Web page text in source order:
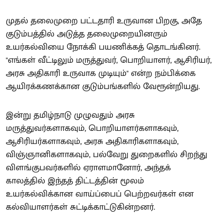
முதல் தலைமுறை பட்டதாரி உருவான பிறகு, அதே
குடும்பத்தில் அடுத்த தலைமுறையினரும்
உயர்கல்வியை நோக்கி பயணிக்கத் தொடங்கினர்.
"எங்கள் வீட்டிலும் மருத்துவர், பொறியாளர், ஆசிரியர்,
அரசு அதிகாரி உருவாக முடியும்" என்ற நம்பிக்கை
ஆயிரக்கணக்கான குடும்பங்களில் வேரூன்றியது.
இன்று தமிழ்நாடு முழுவதும் அரசு
மருத்துவர்களாகவும், பொறியாளர்களாகவும்,
ஆசிரியர்களாகவும், அரசு அதிகாரிகளாகவும்,
விஞ்ஞானிகளாகவும், பல்வேறு துறைகளில் சிறந்து
விளங்குபவர்களில் ஏராளமானோர், அந்தக்
காலத்தில் இந்தத் திட்டத்தின் மூலம்
உயர்கல்விக்கான வாய்ப்பைப் பெற்றவர்கள் என
கல்வியாளர்கள் சுட்டிக்காட்டுகின்றனர்.